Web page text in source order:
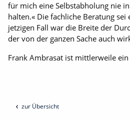
für mich eine Selbstabholung nie
halten.« Die fachliche Beratung
jetzigen Fall war die Breite der
der von der ganzen Sache auch
Frank Ambrasat ist mittlerweile
zur Übersicht